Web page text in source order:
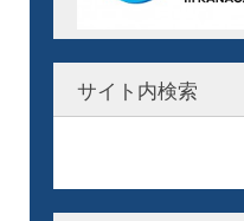
サイト内検索